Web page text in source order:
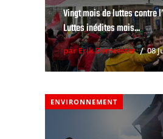
Vingt mois de luttes contre
Luttes inédites mais...
par Erik Demeester 08
ENVIRONNEMENT